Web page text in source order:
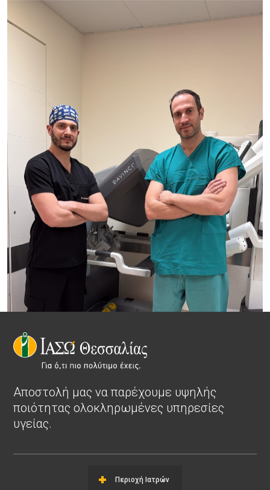
Αποστολή μας να παρέχουμε υψηλής
ποιότητας ολοκληρωμένες υπηρεσίες
υγείας.
Περιοχή Ιατρών